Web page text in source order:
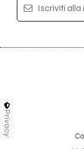
Iscriviti alla
Privacy